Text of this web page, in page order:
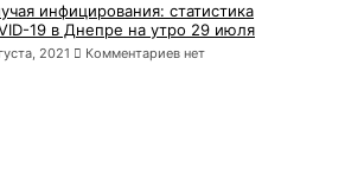
инфицирования: статистика
19 в Днепре на утро 29 июля
2021 Комментариев нет